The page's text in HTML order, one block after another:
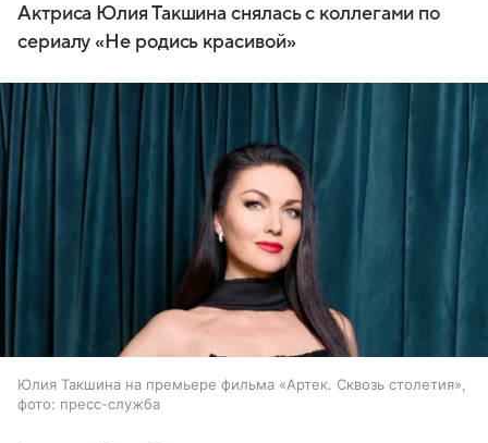
Актриса Юлия Такшина снялась с коллегами по
сериалу «Не родись красивой»
Юлия Такшина на премьере фильма «Артек. Сквозь столетия»,
фото: пресс-служба